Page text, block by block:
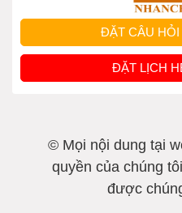
ĐẶT CÂU
ĐẶT LỊCH
© Mọi nội dung tại
quyền của chúng
được